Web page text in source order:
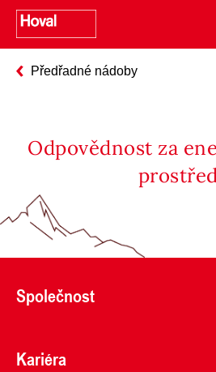
Předřadné nádoby
Odpovědnost za
Společnost
Kariéra